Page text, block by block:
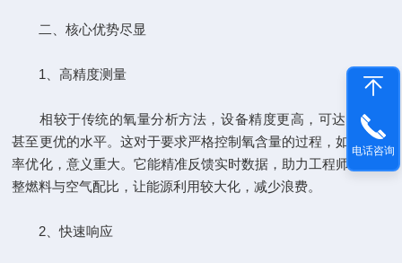
二、核心优势尽显
1、高精度测量
相较于传统的氧量分析方法，设备精度更高，可达到 ±1%
甚至更优的水平。这对于要求严格控制氧含量的过程，如燃烧效
率优化，意义重大。它能精准反馈实时数据，助力工程师精细调
整燃料与空气配比，让能源利用较大化，减少浪费。
2、快速响应
电话咨询